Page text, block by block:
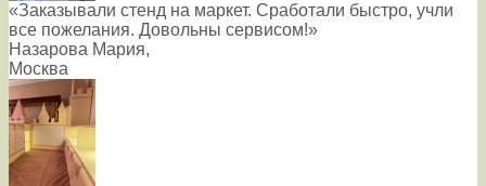
«Заказывали стенд на маркет. Сработали быстро, учли
все пожелания. Довольны сервисом!»
Назарова Мария,
Москва